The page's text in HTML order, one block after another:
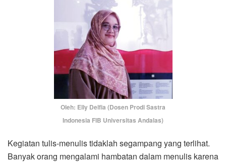
Oleh: Elly Delfia (Dosen Prodi Sastra
Indonesia FIB Universitas Andalas)
Kegiatan tulis-menulis tidaklah segampang yang terlihat.
Banyak orang mengalami hambatan dalam menulis karena